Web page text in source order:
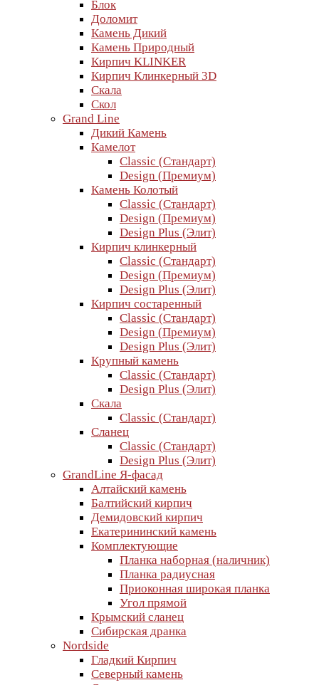
Блок
Доломит
Камень Дикий
Камень Природный
Кирпич KLINKER
Кирпич Клинкерный 3D
Скала
Скол
Grand Line
Дикий Камень
Камелот
Classic (Стандарт)
Design (Премиум)
Камень Колотый
Classic (Стандарт)
Design (Премиум)
Design Plus (Элит)
Кирпич клинкерный
Classic (Стандарт)
Design (Премиум)
Design Plus (Элит)
Кирпич состаренный
Classic (Стандарт)
Design (Премиум)
Design Plus (Элит)
Крупный камень
Classic (Стандарт)
Design Plus (Элит)
Скала
Classic (Стандарт)
Сланец
Classic (Стандарт)
Design Plus (Элит)
GrandLine Я-фасад
Алтайский камень
Балтийский кирпич
Демидовский кирпич
Екатерининский камень
Комплектующие
Планка наборная (наличник)
Планка радиусная
Приоконная широкая планка
Угол прямой
Крымский сланец
Сибирская дранка
Nordside
Гладкий Кирпич
Северный камень